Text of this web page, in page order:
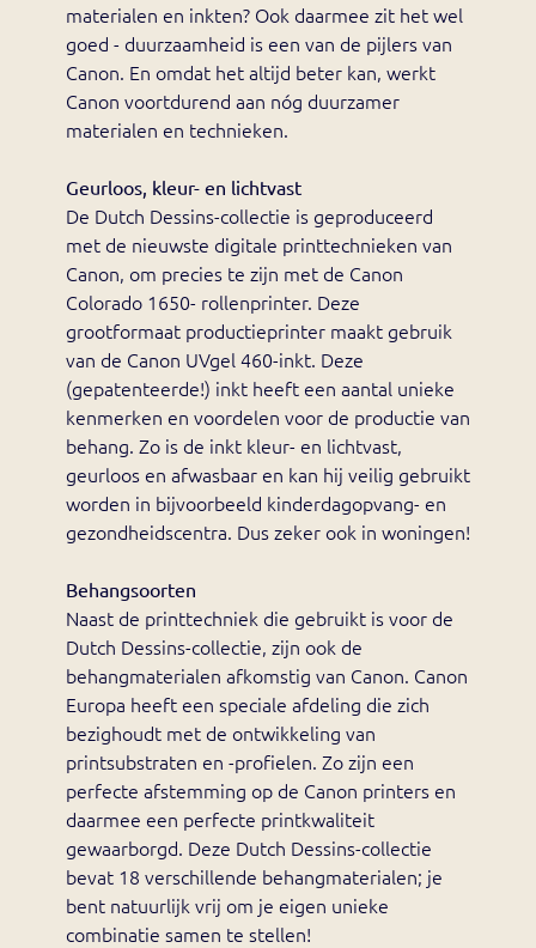
materialen en inkten? Ook daarmee zit het wel
goed - duurzaamheid is een van de pijlers van
Canon. En omdat het altijd beter kan, werkt
Canon voortdurend aan nóg duurzamer
materialen en technieken.
Geurloos, kleur- en lichtvast
De Dutch Dessins-collectie is geproduceerd
met de nieuwste digitale printtechnieken van
Canon, om precies te zijn met de Canon
Colorado 1650- rollenprinter. Deze
grootformaat productieprinter maakt gebruik
van de Canon UVgel 460-inkt. Deze
(gepatenteerde!) inkt heeft een aantal unieke
kenmerken en voordelen voor de productie van
behang. Zo is de inkt kleur- en lichtvast,
geurloos en afwasbaar en kan hij veilig gebruikt
worden in bijvoorbeeld kinderdagopvang- en
gezondheidscentra. Dus zeker ook in woningen!
Behangsoorten
Naast de printtechniek die gebruikt is voor de
Dutch Dessins-collectie, zijn ook de
behangmaterialen afkomstig van Canon. Canon
Europa heeft een speciale afdeling die zich
bezighoudt met de ontwikkeling van
printsubstraten en -profielen. Zo zijn een
perfecte afstemming op de Canon printers en
daarmee een perfecte printkwaliteit
gewaarborgd. Deze Dutch Dessins-collectie
bevat 18 verschillende behangmaterialen; je
bent natuurlijk vrij om je eigen unieke
combinatie samen te stellen!